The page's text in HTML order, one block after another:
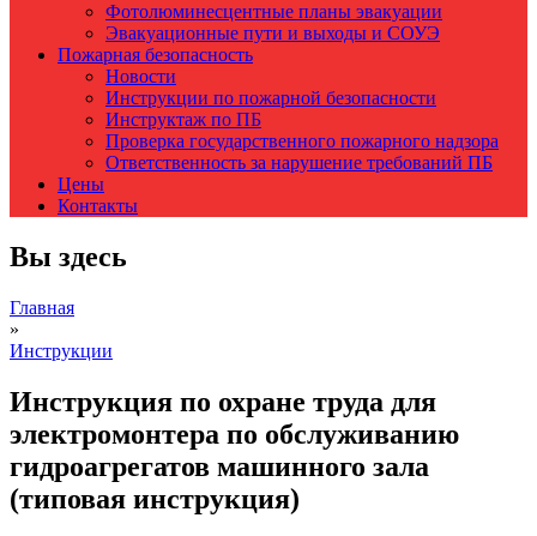
Фотолюминесцентные планы эвакуации
Эвакуационные пути и выходы и СОУЭ
Пожарная безопасность
Новости
Инструкции по пожарной безопасности
Инструктаж по ПБ
Проверка государственного пожарного надзора
Ответственность за нарушение требований ПБ
Цены
Контакты
Вы здесь
Главная
»
Инструкции
Инструкция по охране труда для
электромонтера по обслуживанию
гидроагрегатов машинного зала
(типовая инструкция)